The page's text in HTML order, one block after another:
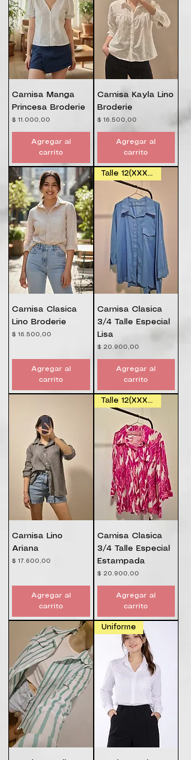
Camisa Manga
Princesa Broderie
Precio
$ 11.000,00
Agregar al
carrito
Camisa Kayla Lino
Broderie
Precio
$ 16.500,00
Agregar al
carrito
Camisa Clasica
Lino Broderie
Precio
$ 16.500,00
Agregar al
carrito
Talle 12(XXXL) y 14 (XXXXL)
Camisa Clasica
3/4 Talle Especial
Lisa
Precio
$ 20.900,00
Agregar al
carrito
Camisa Lino
Ariana
Precio
$ 17.600,00
Agregar al
carrito
Talle 12(XXXL) y 14 (XXXXL)
Camisa Clasica
3/4 Talle Especial
Estampada
Precio
$ 20.900,00
Agregar al
carrito
Uniforme